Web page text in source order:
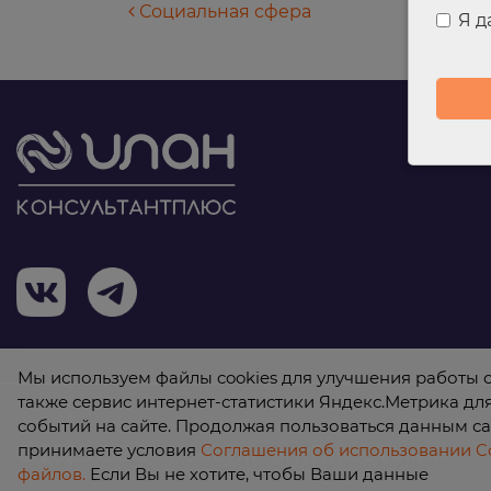
Навигация по
Социальная сфера
© 2026 ООО «КонсультантПлюс Илан»
Я
Мы используем файлы cookies для улучшения работы
также сервис интернет-статистики Яндекс.Метрика
событий на сайте. Продолжая пользоваться данным
принимаете условия Соглашения об использовании
файлов. Если Вы не хотите, чтобы Ваши данные